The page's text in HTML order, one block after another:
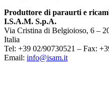
Produttore di paraurti e
I.S.A.M. S.p.A.
Via Cristina di Belgioioso, 6 –
Italia
Tel: +39 02/90730521 – Fax:
Email: info@isam.it